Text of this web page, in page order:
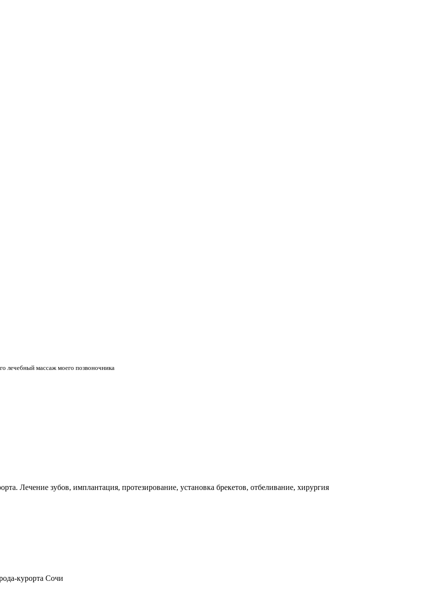
лечебный массаж моего позвоночника
Лечение зубов, имплантация, протезирование, установка брекетов, отбеливание, хирургия
курорта Сочи